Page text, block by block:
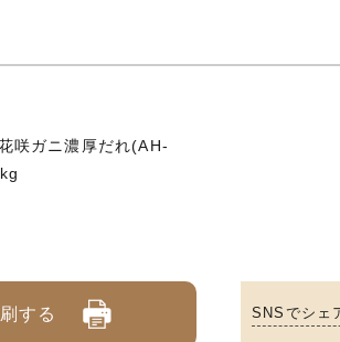
咲ガニ濃厚だれ(AH-
する SNSでシェ